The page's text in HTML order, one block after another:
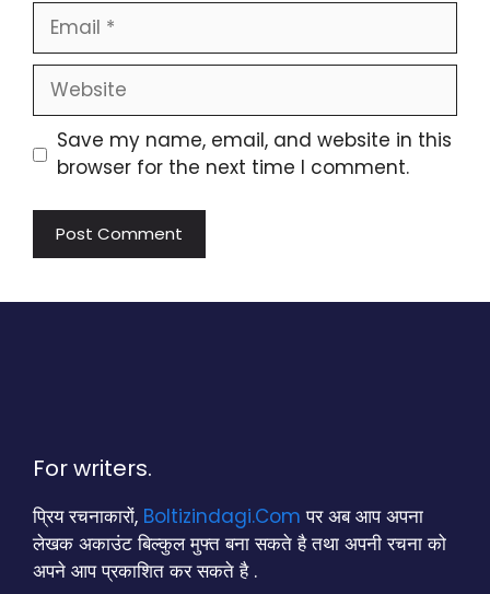
Email
Website
Save my name, email, and website in this
browser for the next time I comment.
For writers.
प्रिय रचनाकारों, Boltizindagi.Com पर अब आप अपना
लेखक अकाउंट बिल्कुल मुफ्त बना सकते है तथा अपनी रचना को
अपने आप प्रकाशित कर सकते है .